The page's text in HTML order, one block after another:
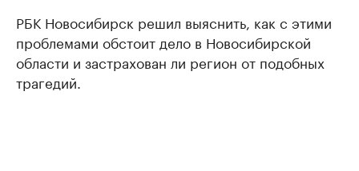
РБК Новосибирск решил выяснить, как с этими
проблемами обстоит дело в Новосибирской
области и застрахован ли регион от подобных
трагедий.